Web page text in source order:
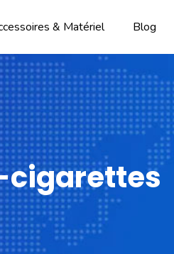
& Matériel Blog
cigarettes